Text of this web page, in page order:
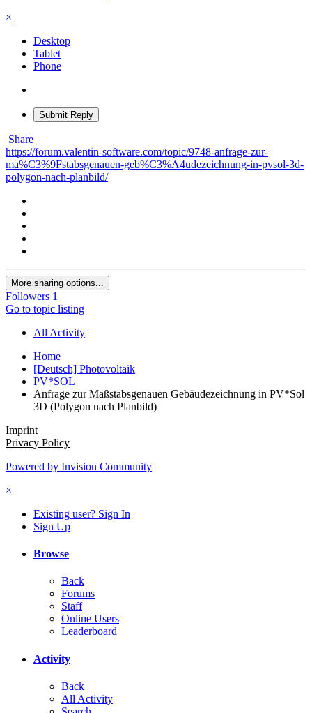
×
Desktop
Tablet
Phone
Submit Reply
Share
https://forum.valentin-software.com/topic/9748-anfrage-zur-
ma%C3%9Fstabsgenauen-geb%C3%A4udezeichnung-in-pvsol-3d-
polygon-nach-planbild/
More sharing options...
Followers 1
Go to topic listing
All Activity
Home
[Deutsch] Photovoltaik
PV*SOL
Anfrage zur Maßstabsgenauen Gebäudezeichnung in PV*Sol
3D (Polygon nach Planbild)
Imprint
Privacy Policy
Powered by Invision Community
×
Existing user? Sign In
Sign Up
Browse
Back
Forums
Staff
Online Users
Leaderboard
Activity
Back
All Activity